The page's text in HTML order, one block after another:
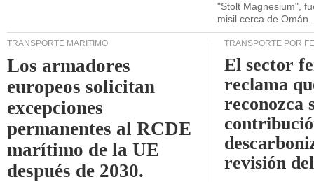
"Stolt Magnesium",
misil cerca de Omán.
TRANSPORTE MARÍTIMO
Los armadores
europeos solicitan
excepciones
permanentes al RCDE
marítimo de la UE
después de 2030.
TRANSPORTE POR
El sector
reclama
reconozca
revisión